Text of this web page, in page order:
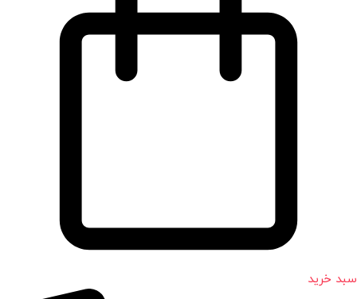
سبد خرید